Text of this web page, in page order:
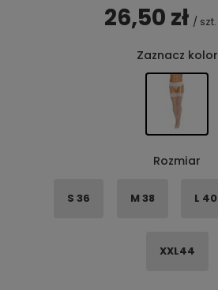
26,50 zł / szt.
Zaznacz kolor
Rozmiar
S 36 M 38 L 40
XXL44